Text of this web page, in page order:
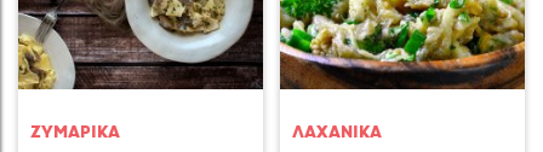
ΖΥΜΑΡΙΚA ΛΑΧΑΝΙΚA